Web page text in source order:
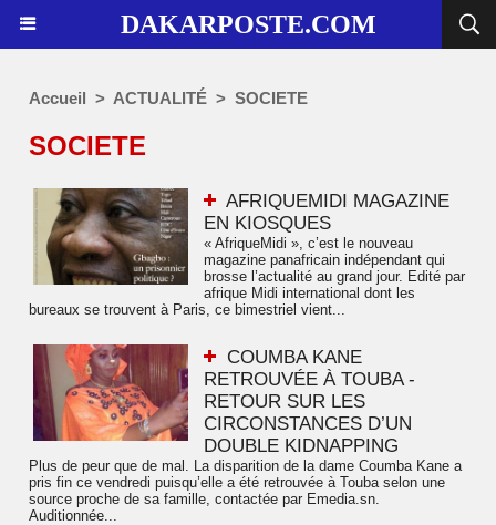
DAKARPOSTE.COM
Accueil > ACTUALITÉ > SOCIETE
SOCIETE
AFRIQUEMIDI MAGAZINE
EN KIOSQUES
« AfriqueMidi », c’est le nouveau
magazine panafricain indépendant qui
brosse l’actualité au grand jour. Edité par
afrique Midi international dont les
bureaux se trouvent à Paris, ce bimestriel vient...
COUMBA KANE
RETROUVÉE À TOUBA -
RETOUR SUR LES
CIRCONSTANCES D’UN
DOUBLE KIDNAPPING
Plus de peur que de mal. La disparition de la dame Coumba Kane a
pris fin ce vendredi puisqu’elle a été retrouvée à Touba selon une
source proche de sa famille, contactée par Emedia.sn.
Auditionnée...